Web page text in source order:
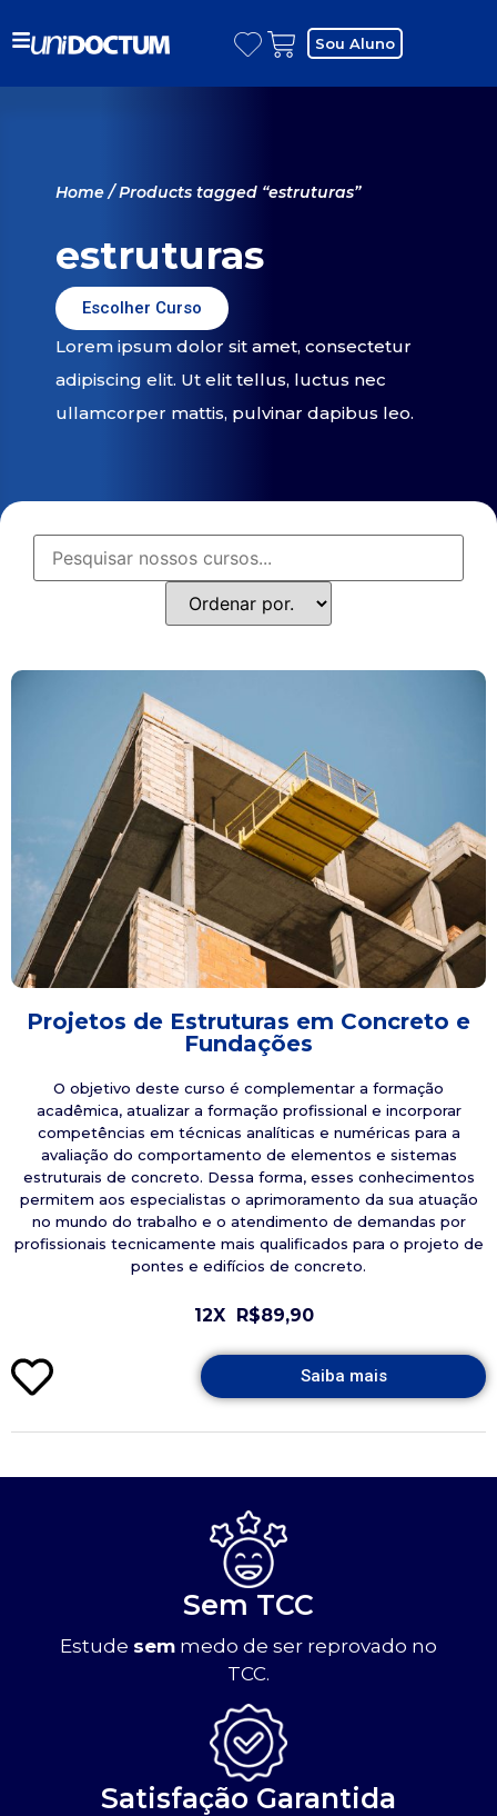
Sou Aluno
Home/ Products tagged “estruturas”
estruturas
Escolher Curso
Lorem ipsum dolor sit amet, consectetur
adipiscing elit. Ut elit tellus, luctus nec
ullamcorper mattis, pulvinar dapibus leo.
Projetos de Estruturas em Concreto e
Fundações
O objetivo deste curso é complementar a formação
acadêmica, atualizar a formação profissional e incorporar
competências em técnicas analíticas e numéricas para a
avaliação do comportamento de elementos e sistemas
estruturais de concreto. Dessa forma, esses conhecimentos
permitem aos especialistas o aprimoramento da sua atuação
no mundo do trabalho e o atendimento de demandas por
profissionais tecnicamente mais qualificados para o projeto de
pontes e edifícios de concreto.
12X R$89,90
Saiba mais
Sem TCC
Estude sem medo de ser reprovado no
TCC.
Satisfação Garantida